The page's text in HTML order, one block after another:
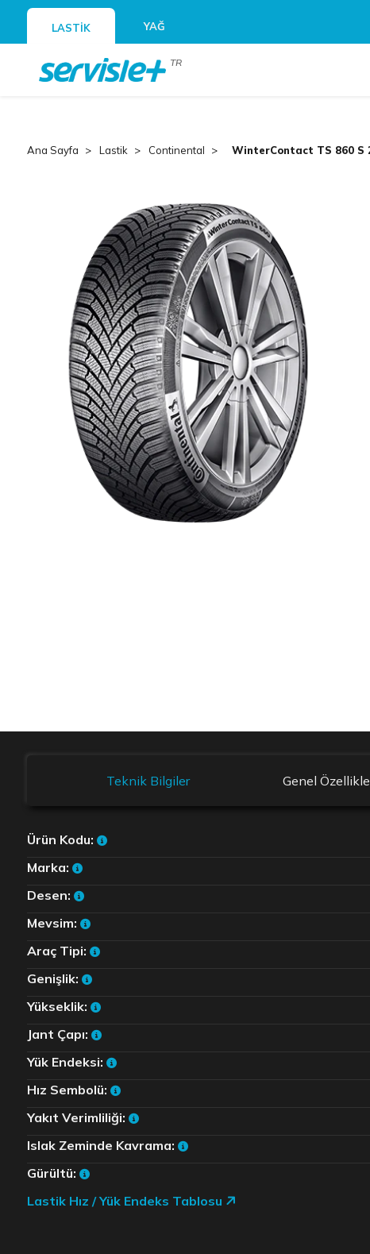
LASTİK YAĞ
TR
Ana Sayfa Lastik Continental WinterContact TS 860 S
Teknik Bilgiler Genel
Ürün Kodu:
Marka:
Desen:
Mevsim:
Araç Tipi:
Genişlik:
Yükseklik:
Jant Çapı:
Yük Endeksi:
Hız Sembolü:
Yakıt Verimliliği:
Islak Zeminde Kavrama:
Gürültü:
Lastik Hız / Yük Endeks Tablosu